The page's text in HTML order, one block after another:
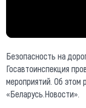
Безопасность на
Госавтоинспекция
мероприятий. Об этом
«Беларусь.Новости».